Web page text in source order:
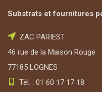
Substrats et fournitures
ZAC PARIEST
46 rue de la Maison Rouge
77185 LOGNES
Tél. : 01 60 17 17 18